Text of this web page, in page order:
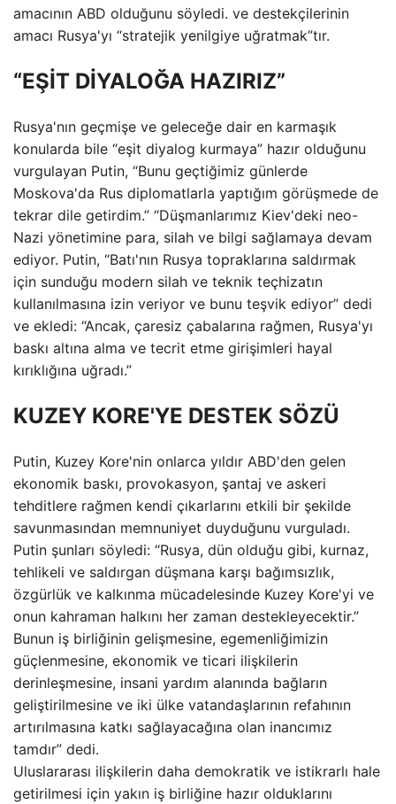
amacının ABD olduğunu söyledi. ve destekçilerinin
amacı Rusya'yı “stratejik yenilgiye uğratmak”tır.
“EŞİT DİYALOĞA HAZIRIZ”
Rusya'nın geçmişe ve geleceğe dair en karmaşık
konularda bile “eşit diyalog kurmaya” hazır olduğunu
vurgulayan Putin, “Bunu geçtiğimiz günlerde
Moskova'da Rus diplomatlarla yaptığım görüşmede de
tekrar dile getirdim.” “Düşmanlarımız Kiev'deki neo-
Nazi yönetimine para, silah ve bilgi sağlamaya devam
ediyor. Putin, “Batı'nın Rusya topraklarına saldırmak
için sunduğu modern silah ve teknik teçhizatın
kullanılmasına izin veriyor ve bunu teşvik ediyor” dedi
ve ekledi: “Ancak, çaresiz çabalarına rağmen, Rusya'yı
baskı altına alma ve tecrit etme girişimleri hayal
kırıklığına uğradı.”
KUZEY KORE'YE DESTEK SÖZÜ
Putin, Kuzey Kore'nin onlarca yıldır ABD'den gelen
ekonomik baskı, provokasyon, şantaj ve askeri
tehditlere rağmen kendi çıkarlarını etkili bir şekilde
savunmasından memnuniyet duyduğunu vurguladı.
Putin şunları söyledi: “Rusya, dün olduğu gibi, kurnaz,
tehlikeli ve saldırgan düşmana karşı bağımsızlık,
özgürlük ve kalkınma mücadelesinde Kuzey Kore'yi ve
onun kahraman halkını her zaman destekleyecektir.”
Bunun iş birliğinin gelişmesine, egemenliğimizin
güçlenmesine, ekonomik ve ticari ilişkilerin
derinleşmesine, insani yardım alanında bağların
geliştirilmesine ve iki ülke vatandaşlarının refahının
artırılmasına katkı sağlayacağına olan inancımız
tamdır” dedi.
Uluslararası ilişkilerin daha demokratik ve istikrarlı hale
getirilmesi için yakın iş birliğine hazır olduklarını